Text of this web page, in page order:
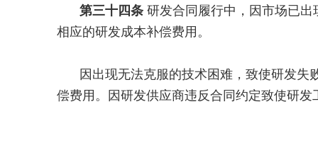
第三十四条 研发合同履行中，因市场已
相应的研发成本补偿费用。
因出现无法克服的技术困难，致使研发
偿费用。因研发供应商违反合同约定致使研